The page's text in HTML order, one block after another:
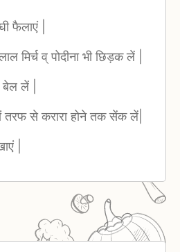
फैलाएं |
मिर्च व् पोदीना भी छिड़क लें |
बेल लें |
तरफ से करारा होने तक सेंक लें|
|